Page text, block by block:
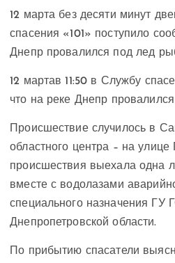
12 марта без десяти минут
спасения «101» поступило
Днепр провалился под лед
12 мартав 11:50 в Службу
что на реке Днепр
Происшествие случилось в
областного центра – на
происшествия выехала одна
вместе с водолазами
специального назначения ГУ
Днепропетровской области.
По прибытию спасатели